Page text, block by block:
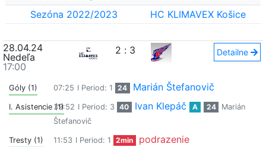
Sezóna 2022/2023
HC KLIMAVEX Košice
28.04.24
Nedeľa
17:00
2 : 3 Detailne
Góly (1) 07:25 I Period: 1 24 Marián Štefanovič
I. Asistencie (1)39:52 I Period: 3 40 Ivan Klepáč A 24
Marián
Štefanovič
Tresty (1) 11:53 I Period: 1 2min
podrazenie